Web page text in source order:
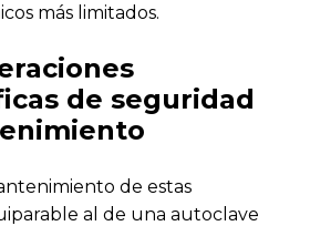
más limitados.
de seguridad
de estas
al de una autoclave